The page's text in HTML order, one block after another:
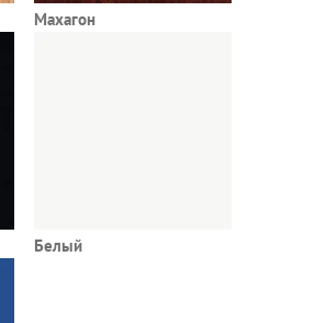
Махагон
Белый